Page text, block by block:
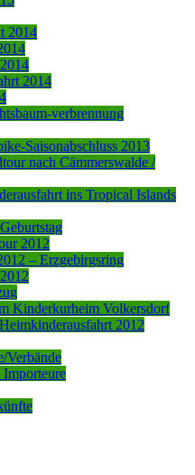
2014
2014
verbrennung
Saisonabschluss 2013
nach Cämmerswalde /
ins Tropical Islands
2012
– Erzgebirgsring
Kinderkurheim Volkersdorf
2012
Verbände